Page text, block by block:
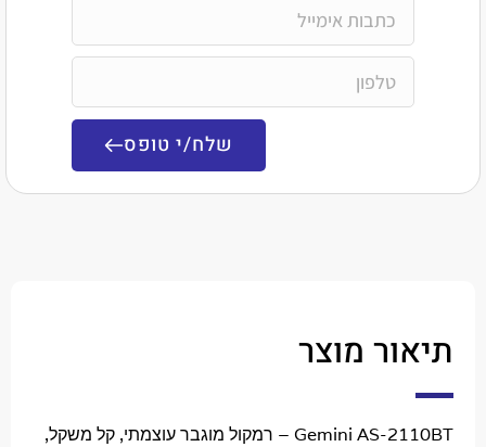
שלח/י טופס
מוצר
Gemini AS-2110BT – רמקול מוגבר עוצמתי, קל משקל,